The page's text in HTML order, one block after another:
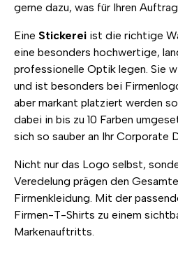
gerne dazu, was für Ihren
Eine Stickerei ist die richtige
eine besonders hochwertige,
professionelle Optik legen. Sie
und ist besonders bei
aber markant platziert werden
dabei in bis zu 10 Farben
sich so sauber an Ihr Corporate
Nicht nur das Logo selbst,
Veredelung prägen den
Firmenkleidung. Mit der
Firmen-T-Shirts zu einem
Markenauftritts.